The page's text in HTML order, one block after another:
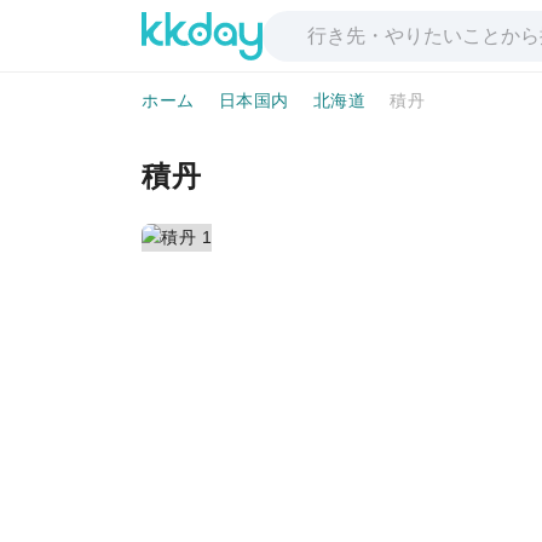
ホーム 日本国内 北海道 積丹
積丹